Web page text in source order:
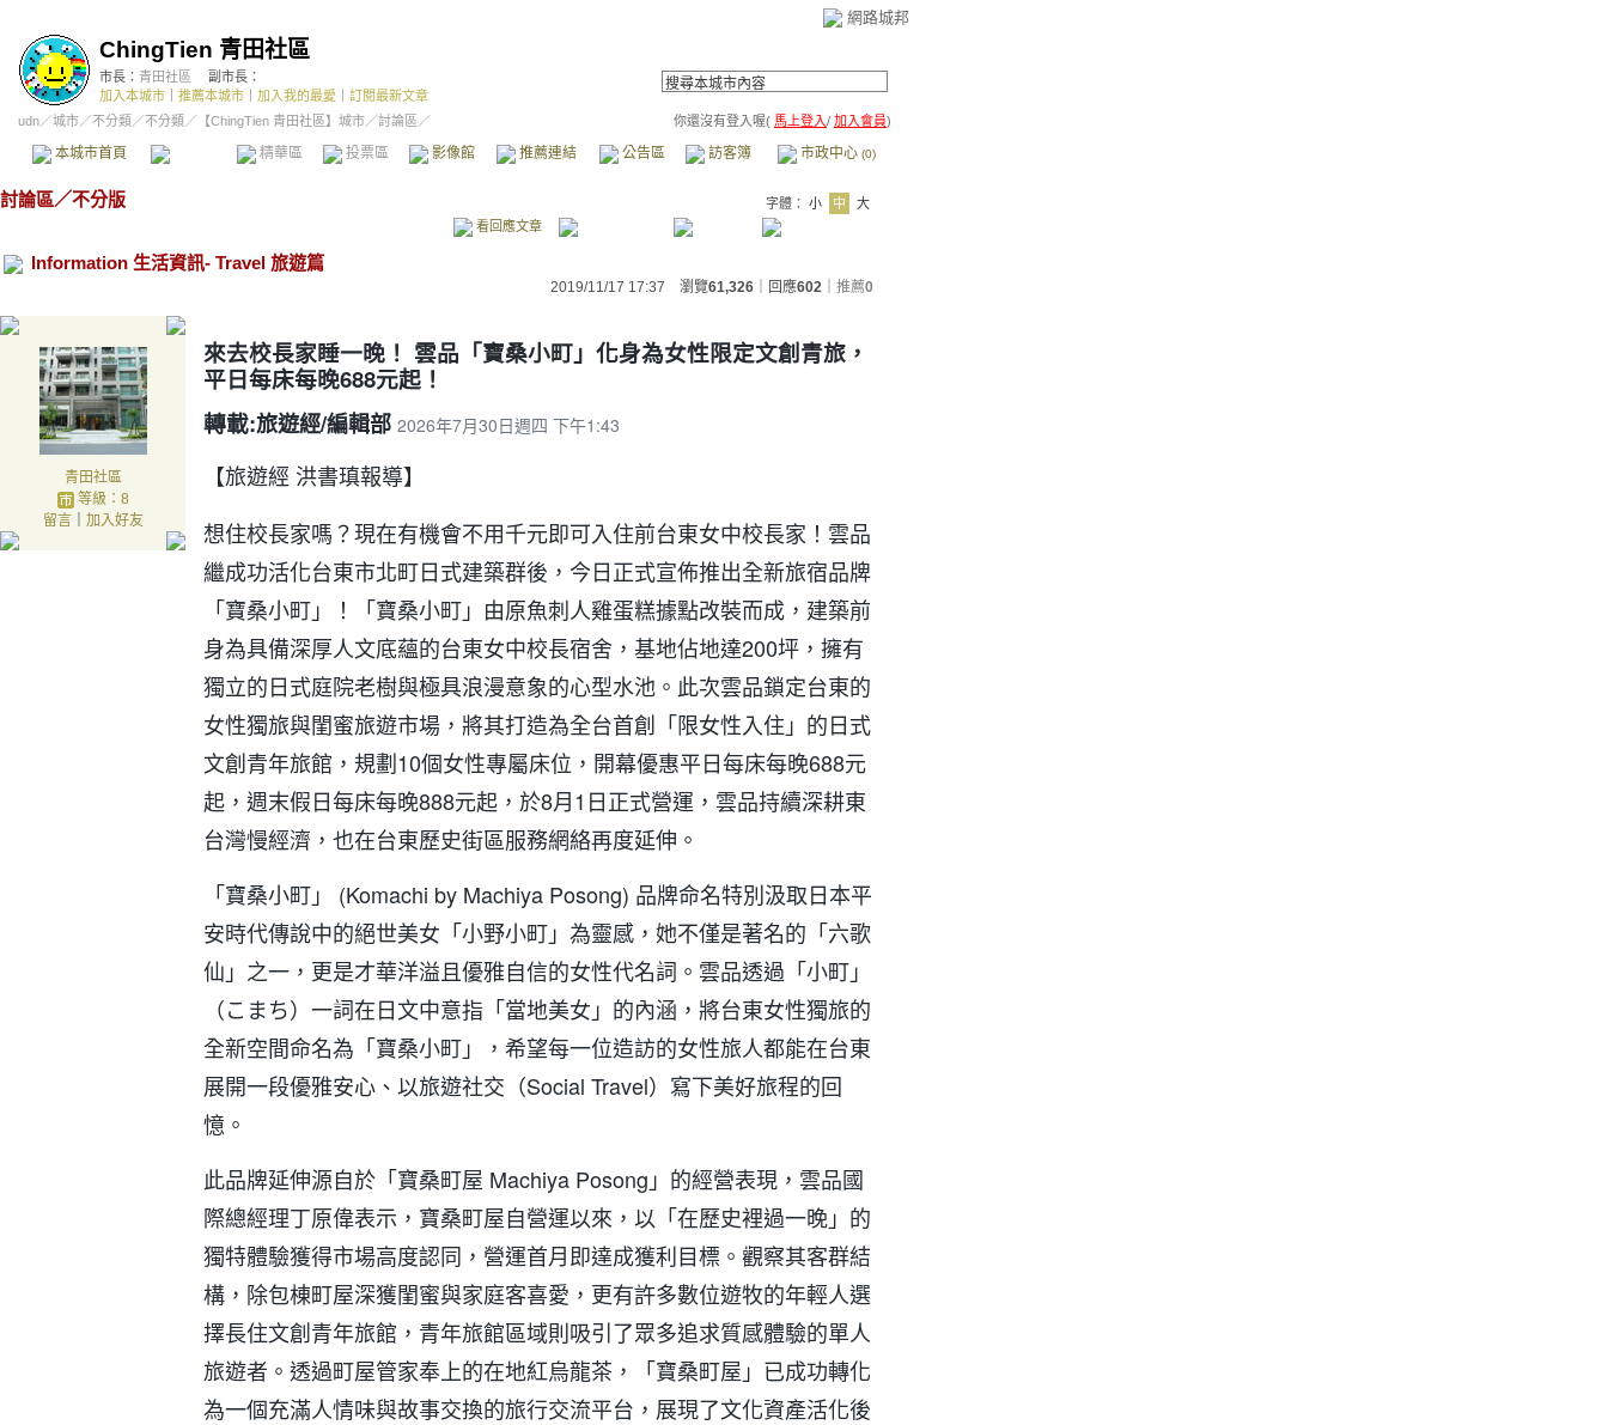
網路城邦
ChingTien 青田社區
市長： 青田社區
副市長：
加入本城市
推薦本城市 加入我的最愛
訂閱最新文章
udn／城市／不分類 ／不分類 ／ 【ChingTien 青田社區】城市／討論區／ 你還沒有登入喔( 馬上登入/ 加入會員)
本城市首頁 精華區 投票區 影像館 推薦連結 公告區 訪客簿 市政中心 (0)
討論區／不分版 字體： 小 中
大
看回應文章
Information 生活資訊- Travel 旅遊篇
2019/11/17 17:37 瀏覽61,326 ｜回應602 推薦0
青田社區
等級：8
留言｜ 加入好友
來去校長家睡一晚！ 雲品「寶桑小町」化身為女性限定文創青旅，
平日每床每晚688元起！
轉載:旅遊經/編輯部 2026年7月30日週四 下午1:43
【旅遊經 洪書瑱報導】
想住校長家嗎？現在有機會不用千元即可入住前台東女中校長家！雲品
繼成功活化台東市北町日式建築群後，今日正式宣佈推出全新旅宿品牌
「寶桑小町」！「寶桑小町」由原魚刺人雞蛋糕據點改裝而成，建築前
身為具備深厚人文底蘊的台東女中校長宿舍，基地佔地達200坪，擁有
獨立的日式庭院老樹與極具浪漫意象的心型水池。此次雲品鎖定台東的
女性獨旅與閨蜜旅遊市場，將其打造為全台首創「限女性入住」的日式
文創青年旅館，規劃10個女性專屬床位，開幕優惠平日每床每晚688元
起，週末假日每床每晚888元起，於8月1日正式營運，雲品持續深耕東
台灣慢經濟，也在台東歷史街區服務網絡再度延伸。
「寶桑小町」 (Komachi by Machiya Posong) 品牌命名特別汲取日本平
安時代傳說中的絕世美女「小野小町」為靈感，她不僅是著名的「六歌
仙」之一，更是才華洋溢且優雅自信的女性代名詞。雲品透過「小町」
（こまち）一詞在日文中意指「當地美女」的內涵，將台東女性獨旅的
全新空間命名為「寶桑小町」，希望每一位造訪的女性旅人都能在台東
展開一段優雅安心、以旅遊社交（Social Travel）寫下美好旅程的回
憶。
此品牌延伸源自於「寶桑町屋 Machiya Posong」的經營表現，雲品國
際總經理丁原偉表示，寶桑町屋自營運以來，以「在歷史裡過一晚」的
獨特體驗獲得市場高度認同，營運首月即達成獲利目標。觀察其客群結
構，除包棟町屋深獲閨蜜與家庭客喜愛，更有許多數位遊牧的年輕人選
擇長住文創青年旅館，青年旅館區域則吸引了眾多追求質感體驗的單人
旅遊者。透過町屋管家奉上的在地紅烏龍茶，「寶桑町屋」已成功轉化
為一個充滿人情味與故事交換的旅行交流平台，展現了文化資產活化後